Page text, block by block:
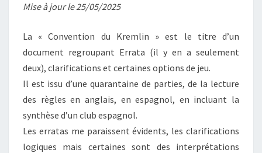
BRUNO
GIRAUDON
Mise à jour le 25/05/2025
La « Convention du Kremlin » est le titre d’un
document regroupant Errata (il y en a seulement
deux), clarifications et certaines options de jeu.
Il est issu d’une quarantaine de parties, de la lecture
des règles en anglais, en espagnol, en incluant la
synthèse d’un club espagnol.
Les erratas me paraissent évidents, les clarifications
logiques mais certaines sont des interprétations